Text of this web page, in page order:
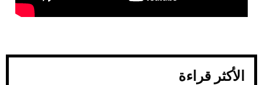
الأكثر قراءة